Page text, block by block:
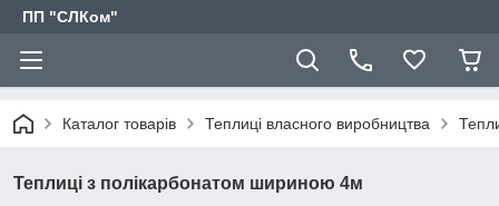
ПП "СЛКом"
Каталог товарів Теплиці власного виробництва
Теплиці з полікарбонатом шириною 4м